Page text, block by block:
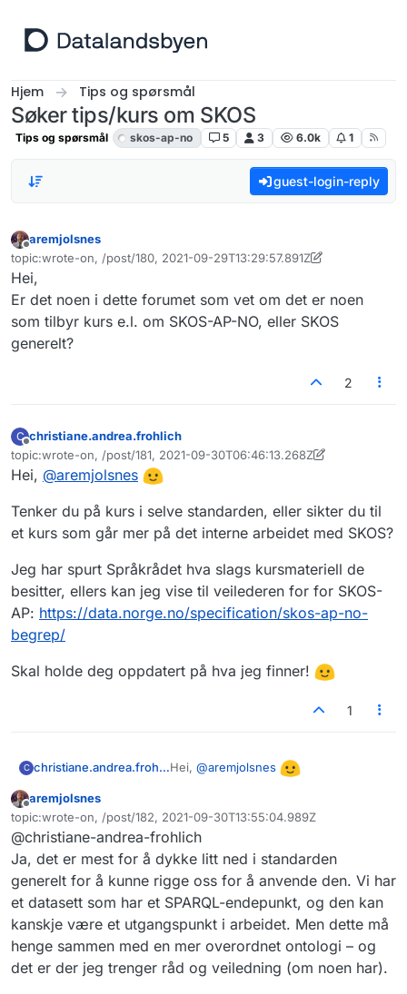
Hjem Tips og spørsmål
Søker tips/kurs om SKOS
Tips og spørsmål skos-ap-no 5 3 6.0k 1
guest-login-reply
Frakoblet
aremjolsnes
topic:wrote-on, /post/180, 2021-09-29T13:29:57.891Z
Sist endret av aremjolsnes
Hei,
Er det noen i dette forumet som vet om det er noen
som tilbyr kurs e.l. om SKOS-AP-NO, eller SKOS
generelt?
2
C
Frakoblet
christiane.andrea.frohlich
topic:wrote-on, /post/181, 2021-09-30T06:46:13.268Z
Sist endret av christiane.andrea.frohlich
Hei, @aremjolsnes
Tenker du på kurs i selve standarden, eller sikter du til
et kurs som går mer på det interne arbeidet med SKOS?
Jeg har spurt Språkrådet hva slags kursmateriell de
besitter, ellers kan jeg vise til veilederen for for SKOS-
AP: https://data.norge.no/specification/skos-ap-no-
begrep/
Skal holde deg oppdatert på hva jeg finner!
1
C christiane.andrea.frohlichHei, @aremjolsnes
eller sikter du til et kurs som går mer
på det interne arbeidet med SKOS?
Jeg har spurt Språkrådet hva slags
kursmateriell de besitter, ellers kan jeg
vise til veilederen for for SKOS-AP:
https://data.norge.no/specification/sk
os-ap-no-begrep/
Skal holde deg oppdatert på hva jeg
finner!
Frakoblet
aremjolsnes
topic:wrote-on, /post/182, 2021-09-30T13:55:04.989Z
Sist endret av
@christiane-andrea-frohlich
Ja, det er mest for å dykke litt ned i standarden
generelt for å kunne rigge oss for å anvende den. Vi har
et datasett som har et SPARQL-endepunkt, og den kan
kanskje være et utgangspunkt i arbeidet. Men dette må
henge sammen med en mer overordnet ontologi – og
det er der jeg trenger råd og veiledning (om noen har).